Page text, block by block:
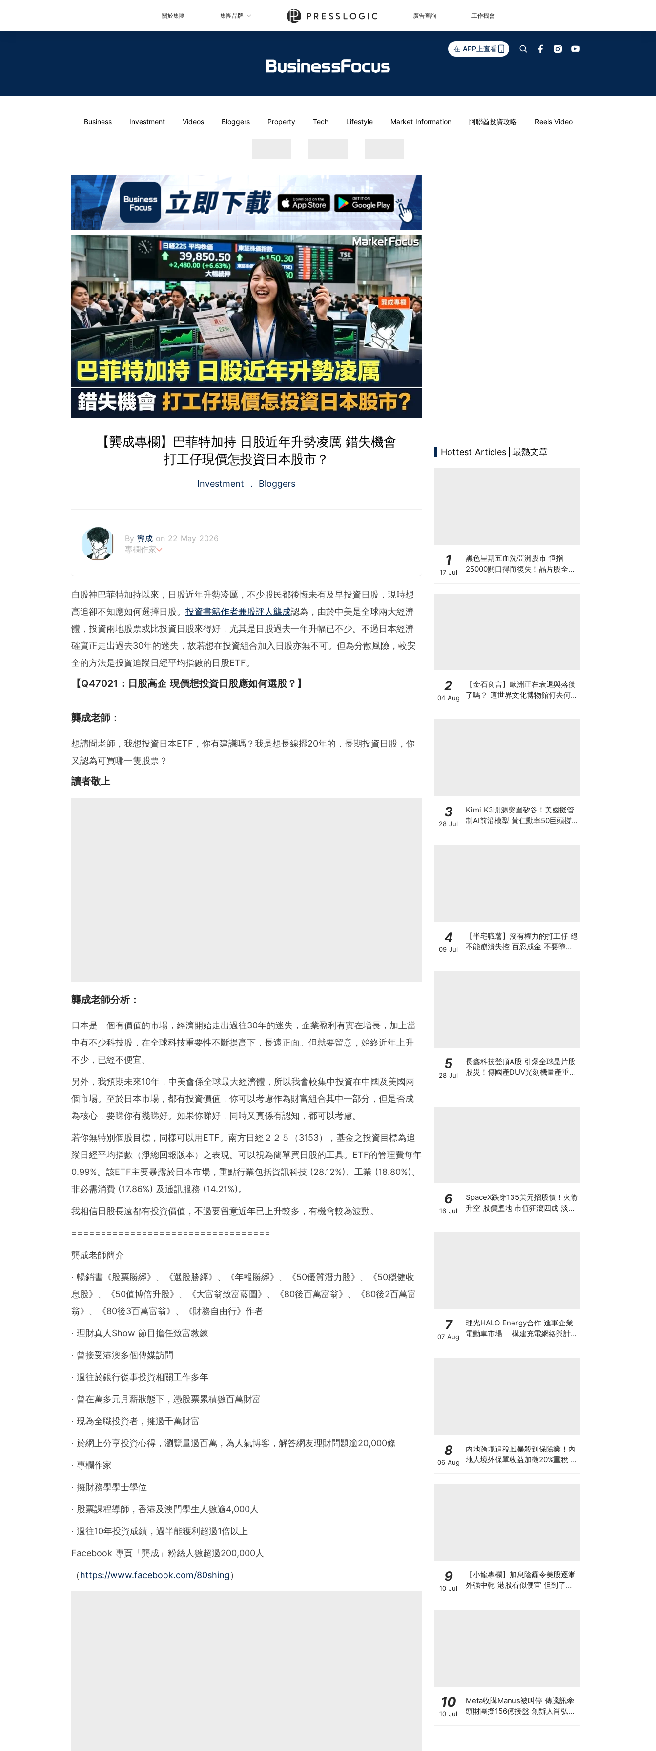
關於集團 集團品牌 廣告查詢 工作機會
在 APP上查看
Business Investment Videos Bloggers Property Tech Lifestyle Market Information 阿聯酋投資攻略 Reels Video
【龔成專欄】巴菲特加持 日股近年升勢凌厲 錯失機會
打工仔現價怎投資日本股市？
Investment Bloggers
By 龔成 on 22 May 2026
專欄作家
-《80後百萬富翁》、《財務自由行》、《50優質潛力股》、《股票勝經》等，十
多本財經書作者
-於網上分享投資心得，瀏覽量過百萬，為人氣博客，解答理財問題20000條
-讀中學時已開始投資股票，逾20年投資經驗
-運用巴菲特的價值投資法買股，視買股票如買生意一樣
-過往10年的投資成績，逾過半數能獲利超過1倍以上
-成功獲取基本財務自由
自股神巴菲特加持以來，日股近年升勢凌厲，不少股民都後悔未有及早投資日股，現時想
高追卻不知應如何選擇日股。 投資書籍作者兼股評人龔成認為，由於中美是全球兩大經濟
體，投資兩地股票或比投資日股來得好，尤其是日股過去一年升幅已不少。不過日本經濟
確實正走出過去30年的迷失，故若想在投資組合加入日股亦無不可。但為分散風險，較安
全的方法是投資追蹤日經平均指數的日股ETF。
【Q47021：日股高企 現價想投資日股應如何選股？】
龔成老師：
想請問老師，我想投資日本ETF，你有建議嗎？我是想長線擺20年的，長期投資日股，你
又認為可買哪一隻股票？
讀者敬上
龔成老師分析：
日本是一個有價值的市場，經濟開始走出過往30年的迷失，企業盈利有實在增長，加上當
中有不少科技股，在全球科技重要性不斷提高下，長遠正面。但就要留意，始終近年上升
不少，已經不便宜。
另外，我預期未來10年，中美會係全球最大經濟體，所以我會較集中投資在中國及美國兩
個市場。至於日本市場，都有投資價值，你可以考慮作為財富組合其中一部分，但是否成
為核心，要睇你有幾睇好。如果你睇好，同時又真係有認知，都可以考慮。
若你無特別個股目標，同樣可以用ETF。南方日經２２５（3153），基金之投資目標為追
蹤日經平均指數（淨總回報版本）之表現。可以視為簡單買日股的工具。ETF的管理費每年
0.99%。該ETF主要暴露於日本市場，重點行業包括資訊科技 (28.12%)、工業 (18.80%)、
非必需消費 (17.86%) 及通訊服務 (14.21%)。
我相信日股長遠都有投資價值，不過要留意近年已上升較多，有機會較為波動。
==================================
龔成老師簡介
‧ 暢銷書《股票勝經》、《選股勝經》、《年報勝經》、《50優質潛力股》、《50穩健收
息股》、《50值博倍升股》、《大富翁致富藍圖》、《80後百萬富翁》、《80後2百萬富
翁》、《80後3百萬富翁》、《財務自由行》作者
‧ 理財真人Show 節目擔任致富教練
‧ 曾接受港澳多個傳媒訪問
‧ 過往於銀行從事投資相關工作多年
‧ 曾在萬多元月薪狀態下，憑股票累積數百萬財富
‧ 現為全職投資者，擁過千萬財富
‧ 於網上分享投資心得，瀏覽量過百萬，為人氣博客，解答網友理財問題逾20,000條
‧ 專欄作家
‧ 擁財務學學士學位
‧ 股票課程導師，香港及澳門學生人數逾4,000人
‧ 過往10年投資成績，過半能獲利超過1倍以上
Facebook 專頁「龔成」粉絲人數超過200,000人
（https://www.facebook.com/80shing）
Hottest Articles 最熱文章
1
17 Jul
黑色星期五血洗亞洲股市 恒指
25000關口得而復失！晶片股全線
2
04 Aug
【金石良言】歐洲正在衰退與落後
了嗎？ 這世界文化博物館何去何
3
28 Jul
Kimi K3開源突圍矽谷！美國擬管
制AI前沿模型 黃仁勳率50巨頭撐
4
09 Jul
【半宅職薯】沒有權力的打工仔 絕
不能崩潰失控 百忍成金 不要墮入
5
28 Jul
長鑫科技登頂A股 引爆全球晶片股
股災！傳國產DUV光刻機量產重創
6
16 Jul
SpaceX跌穿135美元招股價！火箭
升空 股價墜地 市值狂瀉四成 淡友
7
07 Aug
理光HALO Energy合作 進軍企業
電動車市場 構建充電網絡與計費
8
06 Aug
內地跨境追稅風暴殺到保險業！內
地人境外保單收益加徵20%重稅 保
9
10 Jul
【小龍專欄】加息陰霾令美股逐漸
外強中乾 港股看似便宜 但到了撈
10
10 Jul
Meta收購Manus被叫停 傳騰訊牽
頭財團擬156億接盤 創辦人肖弘遭